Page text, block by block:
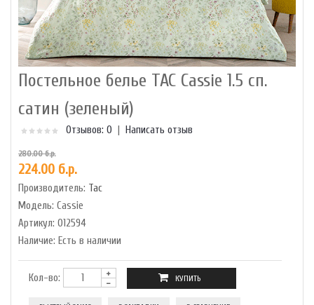
Постельное белье TAC Cassie 1.5 сп.
сатин (зеленый)
Отзывов: 0 Написать отзыв
280.00 б.р.
224.00 б.р.
Производитель: Tac
Модель: Cassie
Артикул: 012594
Наличие: Есть в наличии
Кол-во: